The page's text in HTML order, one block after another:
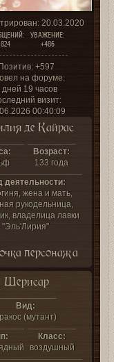
: 20.03.2020
824
УВАЖЕНИЕ:
+486
Позитив: +597
на форуме:
дней 19 часов
визит:
00:40:09
де Кайрас
Возраст:
133 года
деятельности:
жена и мать,
рукодельница,
владелица лавки
"Эль'Лирия"
персонажа
Шерисар
Вид:
(мутант)
Класс:
воздушный